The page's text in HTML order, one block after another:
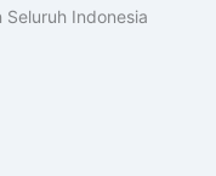
Indonesia